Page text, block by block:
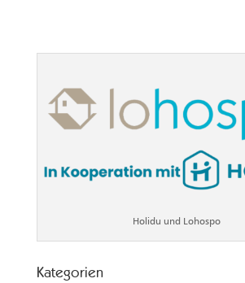
Holidu und Lohospo
Kategorien